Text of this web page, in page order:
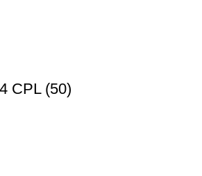
CPL (50)